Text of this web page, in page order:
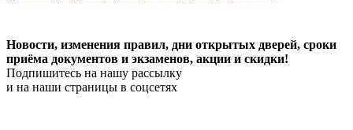
Новости, изменения правил, дни открытых дверей, сроки
приёма документов и экзаменов, акции и скидки!
Подпишитесь на нашу рассылку
и на наши страницы в соцсетях